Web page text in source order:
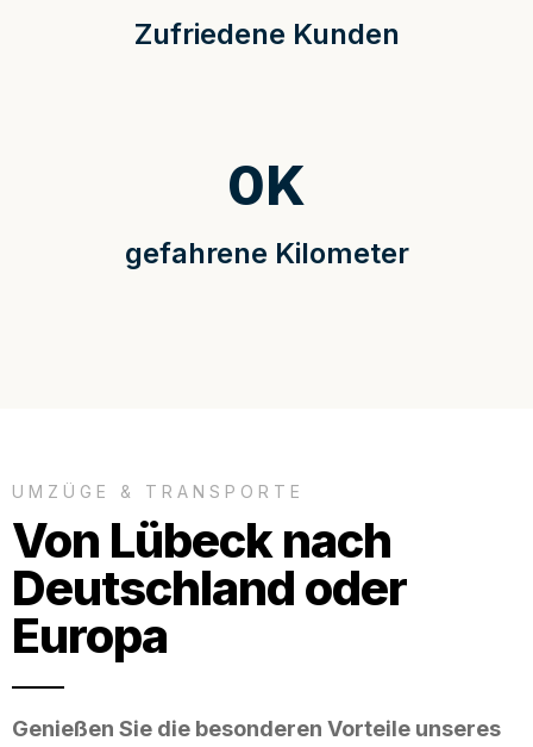
Zufriedene Kunden
gefahrene Kilometer
0K
UMZÜGE & TRANSPORTE
Von Lübeck nach
Deutschland oder
Europa
Genießen Sie die besonderen Vorteile unseres